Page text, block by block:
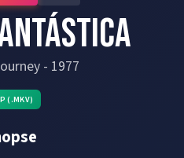
- 1977
(.MKV)